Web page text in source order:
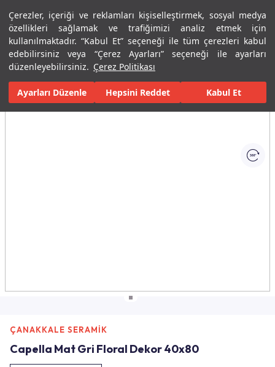
Çerezler, içeriği ve reklamları kişiselleştirmek, sosyal medya
özellikleri sağlamak ve trafiğimizi analiz etmek için
kullanılmaktadır. “Kabul Et” seçeneği ile tüm çerezleri kabul
edebilirsiniz veya “Çerez Ayarları” seçeneği ile ayarları
düzenleyebilirsiniz. Çerez Politikası
Ayarları Düzenle Hepsini Reddet Kabul Et
Menü Menü
Ana Sayfa Karolar Konut İçi Alanlar Banyo Seramikleri
Tüm Görseller(1)
ÇANAKKALE SERAMİK
Capella Mat Gri Floral Dekor 40x80